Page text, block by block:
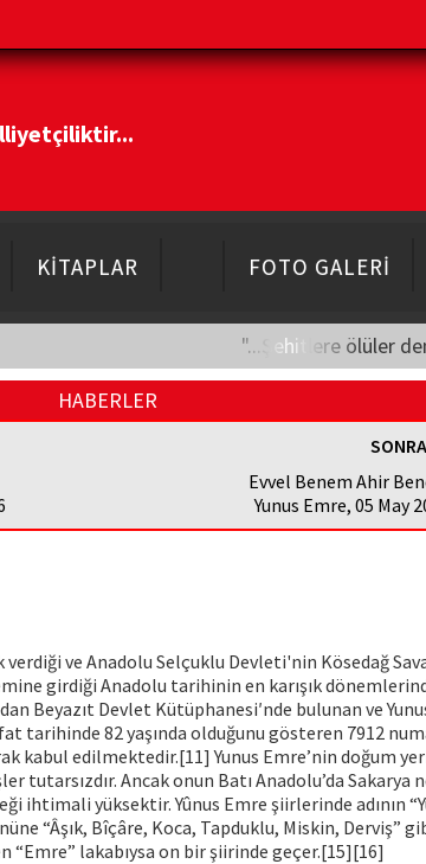
KİTAPLAR FOTO GALERİ
"...Şehitlere ölüler
HABERLER
Evvel Benem Ahir
Yunus Emre, 05 May
ve Anadolu Selçuklu Devleti'nin Kösedağ
girdiği Anadolu tarihinin en karışık
Beyazıt Devlet Kütüphanesi′nde bulunan ve
tarihinde 82 yaşında olduğunu gösteren 7912
kabul edilmektedir.[11] Yunus Emre’nin doğum
tutarsızdır. Ancak onun Batı Anadolu’da Sakarya
ihtimali yüksektir. Yûnus Emre şiirlerinde adının
“Âşık, Bîçâre, Koca, Tapduklu, Miskin, Derviş”
“Emre” lakabıysa on bir şiirinde geçer.[15][16]